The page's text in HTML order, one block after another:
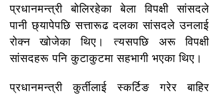
प्रधानमन्त्री बोलिरहेका बेला विपक्षी सांसदले
पानी छ्यापेपछि सत्तारूढ दलका सांसदले उनलाई
रोक्न खोजेका थिए। त्यसपछि अरू विपक्षी
सांसदहरू पनि कुटाकुटमा सहभागी भएका थिए।
प्रधानमन्त्री कुर्तीलाई स्कर्टिङ गरेर बाहिर